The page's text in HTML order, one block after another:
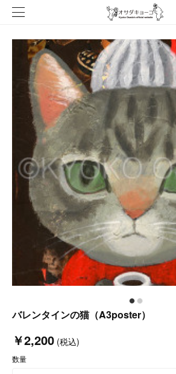
バレンタインの猫（A3poster）
￥2,200 (税込)
数量